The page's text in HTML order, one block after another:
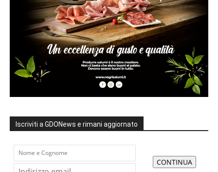
Iscriviti a GDONews e rimani aggiornato